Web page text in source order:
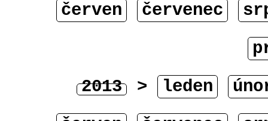
červen
červenec
2013 > leden